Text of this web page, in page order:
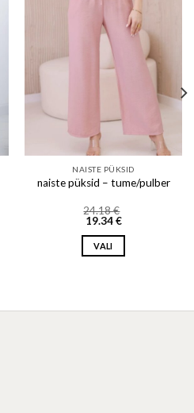
Add to wishlist
NAISTE PÜKSID
naiste püksid – tume/pulber
24.18€
19.34€
VALI
multiple